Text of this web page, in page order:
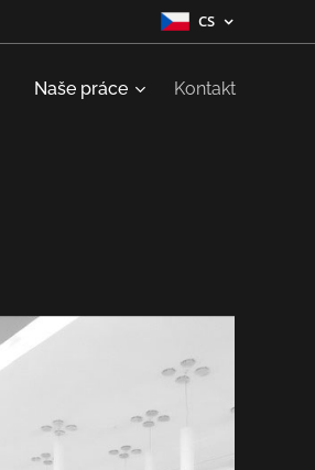
CS
Naše práce Kontakt